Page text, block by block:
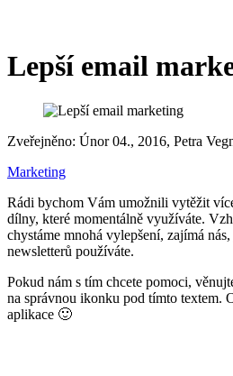
Lepší email
Zveřejněno: Únor 04., 2016, Petra
Marketing
Rádi bychom Vám umožnili vytěžit
dílny, které momentálně využíváte.
chystáme mnohá vylepšení, zajímá
newsletterů používáte.
Pokud nám s tím chcete pomoci,
na správnou ikonku pod tímto textem.
aplikace 🙂